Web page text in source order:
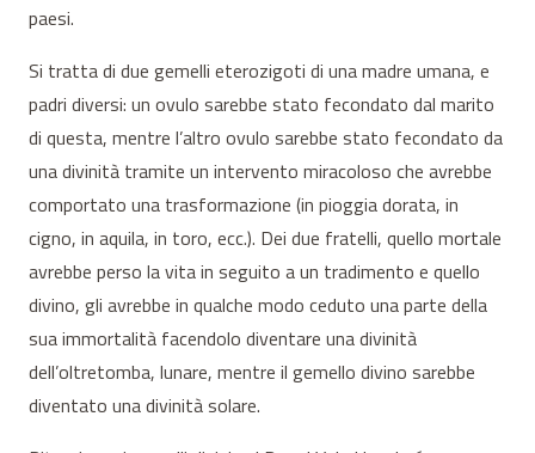
paesi.
Si tratta di due gemelli eterozigoti di una madre umana, e
padri diversi: un ovulo sarebbe stato fecondato dal marito
di questa, mentre l’altro ovulo sarebbe stato fecondato da
una divinità tramite un intervento miracoloso che avrebbe
comportato una trasformazione (in pioggia dorata, in
cigno, in aquila, in toro, ecc.). Dei due fratelli, quello mortale
avrebbe perso la vita in seguito a un tradimento e quello
divino, gli avrebbe in qualche modo ceduto una parte della
sua immortalità facendolo diventare una divinità
dell’oltretomba, lunare, mentre il gemello divino sarebbe
diventato una divinità solare.